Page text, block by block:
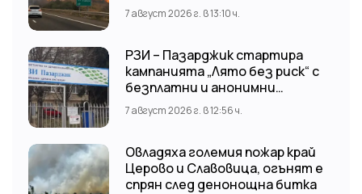
7 август 2026 г. в 13:10 ч.
РЗИ – Пазарджик стартира
кампанията „Лято без риск“ с
безплатни и анонимни
изследвания за ХИВ
7 август 2026 г. в 12:56 ч.
Овладяха големия пожар край
Церово и Славовица, огънят е
спрян след денонощна битка